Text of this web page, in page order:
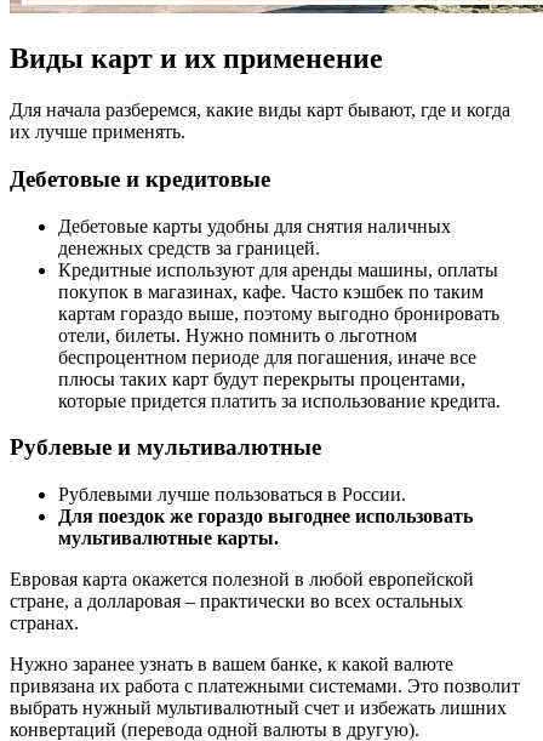
Виды карт и их применение
Для начала разберемся, какие виды карт бывают, где и когда
их лучше применять.
Дебетовые и кредитовые
Дебетовые карты удобны для снятия наличных
денежных средств за границей.
Кредитные используют для аренды машины, оплаты
покупок в магазинах, кафе. Часто кэшбек по таким
картам гораздо выше, поэтому выгодно бронировать
отели, билеты. Нужно помнить о льготном
беспроцентном периоде для погашения, иначе все
плюсы таких карт будут перекрыты процентами,
которые придется платить за использование кредита.
Рублевые и мультивалютные
Рублевыми лучше пользоваться в России.
Для поездок же гораздо выгоднее использовать
мультивалютные карты.
Евровая карта окажется полезной в любой европейской
стране, а долларовая – практически во всех остальных
странах.
Нужно заранее узнать в вашем банке, к какой валюте
привязана их работа с платежными системами. Это позволит
выбрать нужный мультивалютный счет и избежать лишних
конвертаций (перевода одной валюты в другую).